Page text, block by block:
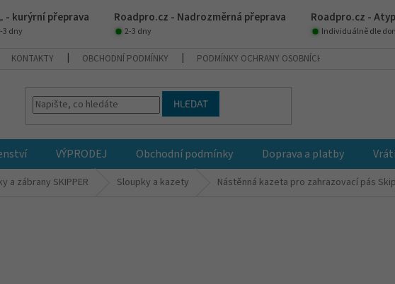
- kurýrní přeprava Roadpro.cz - Nadrozměrná přeprava Roadpro.cz -
3 dny 2-3 dny Individuálně dle
KONTAKTY OBCHODNÍ PODMÍNKY PODMÍNKY OCHRANY OSOBNÍCH ÚDAJŮ
HLEDAT
VÝPRODEJ Obchodní podmínky Doprava a platby
a zábrany SKIPPER Sloupky a kazety Nástěnná kazeta pro zahrazovací pás